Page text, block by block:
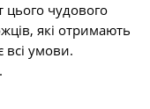
цього чудового
які отримають
всі умови.